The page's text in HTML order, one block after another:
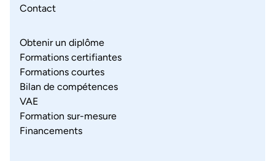
Contact
Obtenir un diplôme
Formations certifiantes
Formations courtes
Bilan de compétences
VAE
Formation sur-mesure
Financements